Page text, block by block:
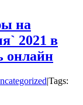
на
2021 в
онлайн
|Tags: